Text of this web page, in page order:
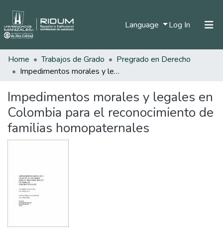
Language Log In (current)
All of DSpace
Statistics
Home Trabajos de Grado
Pregrado en Derecho
Impedimentos morales y legales en Colombia para el reconocimiento de familias homopaternales
Impedimentos morales y legales en
Colombia para el reconocimiento de
familias homopaternales